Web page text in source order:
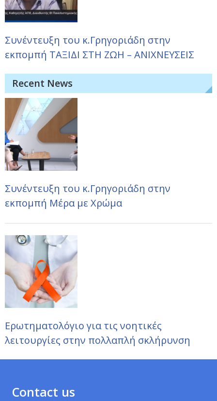
Συνέντευξη του κ.Γρηγοριάδη στην
εκπομπή ΤΑΞΙΔΙ ΣΤΗ ΖΩΗ – ΑΝΙΧΝΕΥΣΕΙΣ
Recent News
Συνέντευξη του κ.Γρηγοριάδη στην
εκπομπή Μέρα με Χρώμα
Ερωτηματολόγιο για τις νοητικές
λειτουργίες στην πολλαπλή σκλήρυνση
Contact us